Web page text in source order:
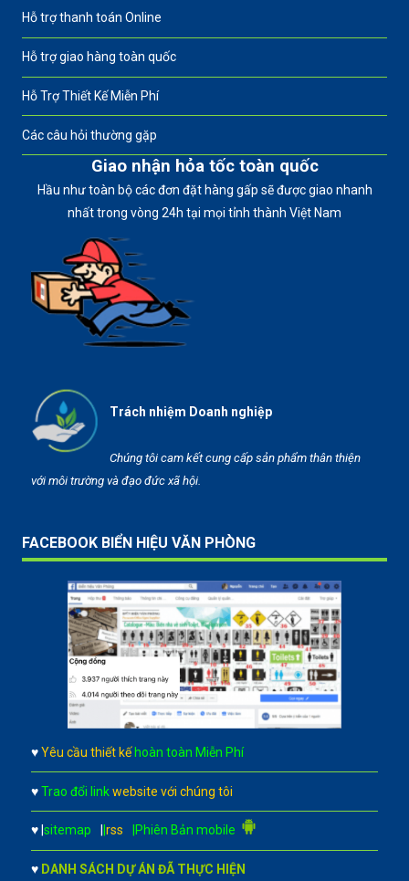
Hỗ trợ thanh toán Online
Hỗ trợ giao hàng toàn quốc
Hỗ Trợ Thiết Kế Miễn Phí
Các câu hỏi thường gặp
Giao nhận hỏa tốc toàn quốc
Hầu như toàn bộ các đơn đặt hàng gấp sẽ được giao nhanh
nhất trong vòng 24h tại mọi tỉnh thành Việt Nam
Trách nhiệm Doanh nghiệp
Chúng tôi cam kết cung cấp sản phẩm thân thiện
với môi trường và đạo đức xã hội.
FACEBOOK BIỂN HIỆU VĂN PHÒNG
♥ Yêu cầu thiết kế hoàn toàn Miễn Phí
♥ Trao đổi link website với chúng tôi
♥ |sitemap |rss |Phiên Bản mobile
♥ DANH SÁCH DỰ ÁN ĐÃ THỰC HIỆN